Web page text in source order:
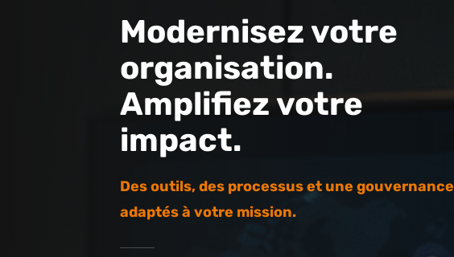
Modernisez votre
organisation.
Amplifiez votre
impact.
Des outils, des processus et une gouvernance
adaptés à votre mission.